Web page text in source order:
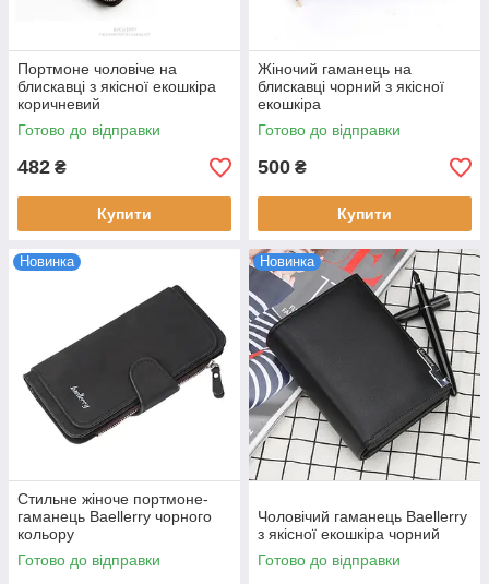
Портмоне чоловіче на
блискавці з якісної екошкіра
коричневий
Готово до відправки
482 ₴
Купити
Жіночий гаманець на
блискавці чорний з якісної
екошкіра
Готово до відправки
500 ₴
Купити
Новинка
Стильне жіноче портмоне-
гаманець Baellerry чорного
кольору
Готово до відправки
Новинка
Чоловічий гаманець Baellerry
з якісної екошкіра чорний
Готово до відправки